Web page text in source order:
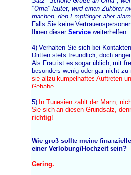
"Oma" lautet, wird einen Zuhörer
machen, den Empfänger aber
Falls Sie keine
Ihnen dieser Service weiterhelfen.
4) Verhalten Sie sich bei
Dritten stets freundlich, doch
Als Frau ist es sogar üblich, mit
besonders wenig oder gar nicht zu
sie allzu kumpelhaftes Auftreten
Gehabe.
5) In Tunesien zahlt der Mann,
Sie sich an diesen Grundsatz,
richtig!
Wie groß sollte meine
einer Verlobung/Hochzeit sein?
Gering.